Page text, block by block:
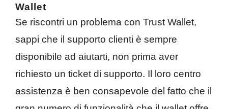
Wallet
Se riscontri un problema con Trust Wallet,
sappi che il supporto clienti è sempre
disponibile ad aiutarti, non prima aver
richiesto un ticket di supporto. Il loro centro
assistenza è ben consapevole del fatto che il